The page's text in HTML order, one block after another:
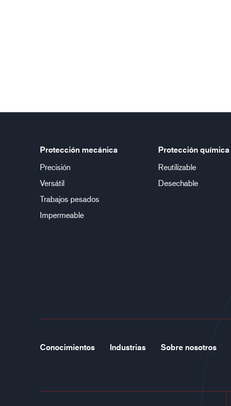
Protección mecánica
Precisión
Versátil
Trabajos pesados
Impermeable
Protección química
Reutilizable
Desechable
Conocimientos Industrias Sobre nosotros